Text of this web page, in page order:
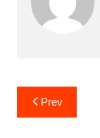
Post
navigation
Prev